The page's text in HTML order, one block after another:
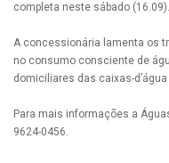
completa neste sábado (16.09).
A concessionária lamenta os
no consumo consciente de
domiciliares das caixas-
Para mais informações a
9624-0456.